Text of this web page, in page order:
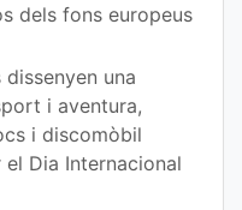
dels fons europeus
una
i aventura,
i discomòbil
Dia Internacional